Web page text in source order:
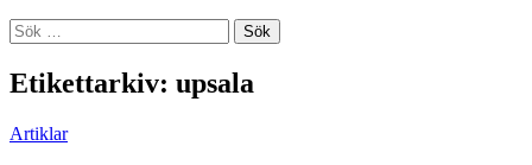
Sök
efter:
Etikettarkiv: upsala
Artiklar